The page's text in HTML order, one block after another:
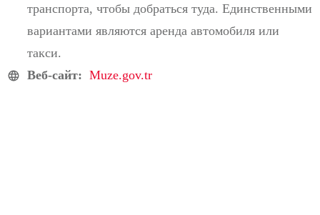
транспорта, чтобы добраться туда. Единственными
вариантами являются аренда автомобиля или
такси.
Веб-сайт: Muze.gov.tr